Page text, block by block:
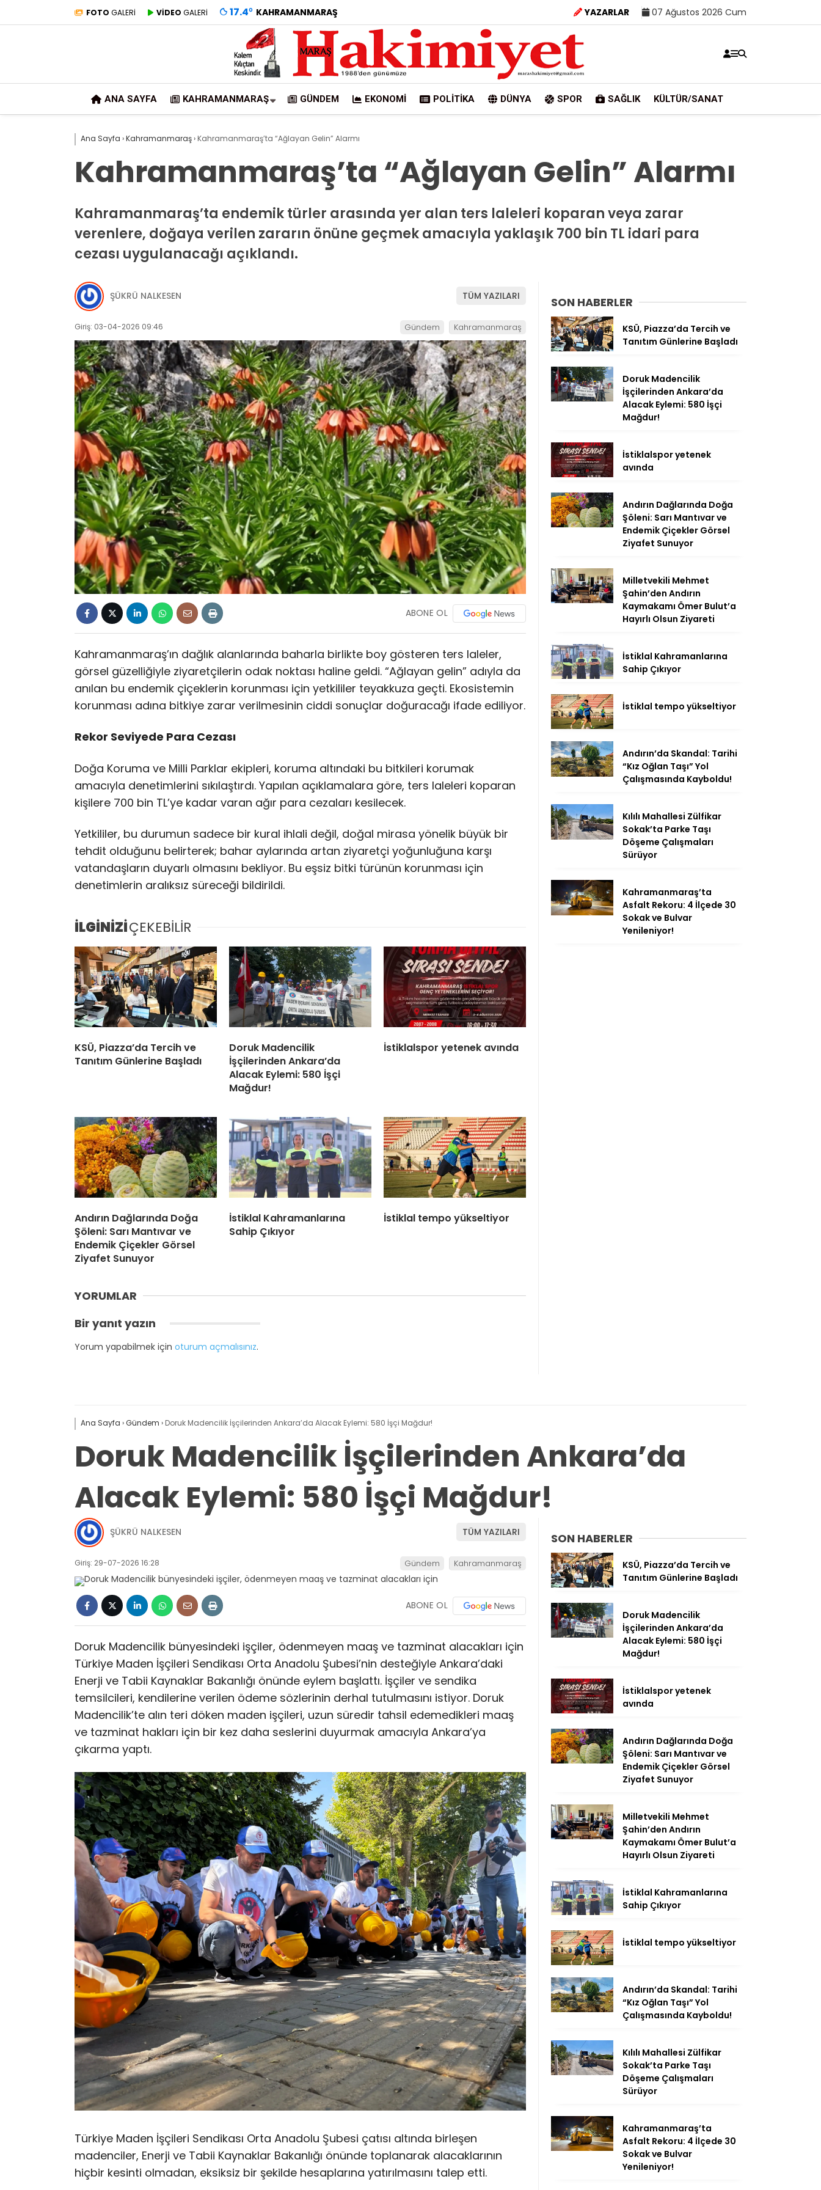
FOTO GALERİ VİDEO GALERİ 17.4° KAHRAMANMARAŞ YAZARLAR 07 Ağustos 2026 Cum
ANA SAYFA KAHRAMANMARAŞ GÜNDEM EKONOMI POLITIKA DÜNYA SPOR SAĞLIK KÜLTÜR/SANAT
Ana Sayfa ›Kahramanmaraş› Kahramanmaraş’ta “Ağlayan Gelin” Alarmı
Kahramanmaraş’ta “Ağlayan Gelin” Alarmı
Kahramanmaraş’ta endemik türler arasında yer alan ters laleleri koparan veya zarar
verenlere, doğaya verilen zararın önüne geçmek amacıyla yaklaşık 700 bin TL idari para
cezası uygulanacağı açıklandı.
ŞÜKRÜ NALKESEN TÜM YAZILARI
Giriş: 03-04-2026 09:46 Gündem Kahramanmaraş
ABONE OL
Kahramanmaraş’ın dağlık alanlarında baharla birlikte boy gösteren ters laleler,
görsel güzelliğiyle ziyaretçilerin odak noktası haline geldi. “Ağlayan gelin” adıyla da
anılan bu endemik çiçeklerin korunması için yetkililer teyakkuza geçti. Ekosistemin
korunması adına bitkiye zarar verilmesinin ciddi sonuçlar doğuracağı ifade ediliyor.
Rekor Seviyede Para Cezası
Doğa Koruma ve Milli Parklar ekipleri, koruma altındaki bu bitkileri korumak
amacıyla denetimlerini sıkılaştırdı. Yapılan açıklamalara göre, ters laleleri koparan
kişilere 700 bin TL’ye kadar varan ağır para cezaları kesilecek.
Yetkililer, bu durumun sadece bir kural ihlali değil, doğal mirasa yönelik büyük bir
tehdit olduğunu belirterek; bahar aylarında artan ziyaretçi yoğunluğuna karşı
vatandaşların duyarlı olmasını bekliyor. Bu eşsiz bitki türünün korunması için
denetimlerin aralıksız süreceği bildirildi.
İLGİNİZİÇEKEBİLİR
KSÜ, Piazza’da Tercih ve
Tanıtım Günlerine Başladı
Doruk Madencilik
İşçilerinden Ankara’da
Alacak Eylemi: 580 İşçi
Mağdur!
İstiklalspor yetenek avında
Andırın Dağlarında Doğa
Şöleni: Sarı Mantıvar ve
Endemik Çiçekler Görsel
Ziyafet Sunuyor
İstiklal Kahramanlarına
Sahip Çıkıyor
İstiklal tempo yükseltiyor
YORUMLAR
Bir yanıt yazın
Yorum yapabilmek için oturum açmalısınız.
SON HABERLER
KSÜ, Piazza’da Tercih ve
Tanıtım Günlerine Başladı
Doruk Madencilik
İşçilerinden Ankara’da
Alacak Eylemi: 580 İşçi
Mağdur!
İstiklalspor yetenek
avında
Andırın Dağlarında Doğa
Şöleni: Sarı Mantıvar ve
Endemik Çiçekler Görsel
Ziyafet Sunuyor
Milletvekili Mehmet
Şahin’den Andırın
Kaymakamı Ömer Bulut’a
Hayırlı Olsun Ziyareti
İstiklal Kahramanlarına
Sahip Çıkıyor
İstiklal tempo yükseltiyor
Andırın’da Skandal: Tarihi
“Kız Oğlan Taşı” Yol
Çalışmasında Kayboldu!
Kılılı Mahallesi Zülfikar
Sokak’ta Parke Taşı
Döşeme Çalışmaları
Sürüyor
Kahramanmaraş’ta
Asfalt Rekoru: 4 İlçede 30
Sokak ve Bulvar
Yenileniyor!
Ana Sayfa ›Gündem › Doruk Madencilik İşçilerinden Ankara’da Alacak Eylemi: 580 İşçi Mağdur!
Doruk Madencilik İşçilerinden Ankara’da
Alacak Eylemi: 580 İşçi Mağdur!
ŞÜKRÜ NALKESEN TÜM YAZILARI
Giriş: 29-07-2026 16:28 Gündem Kahramanmaraş
ABONE OL
Doruk Madencilik bünyesindeki işçiler, ödenmeyen maaş ve tazminat alacakları için
Türkiye Maden İşçileri Sendikası Orta Anadolu Şubesi’nin desteğiyle Ankara’daki
Enerji ve Tabii Kaynaklar Bakanlığı önünde eylem başlattı. İşçiler ve sendika
temsilcileri, kendilerine verilen ödeme sözlerinin derhal tutulmasını istiyor. Doruk
Madencilik’te alın teri döken maden işçileri, uzun süredir tahsil edemedikleri maaş
ve tazminat hakları için bir kez daha seslerini duyurmak amacıyla Ankara’ya
çıkarma yaptı.
Türkiye Maden İşçileri Sendikası Orta Anadolu Şubesi çatısı altında birleşen
madenciler, Enerji ve Tabii Kaynaklar Bakanlığı önünde toplanarak alacaklarının
hiçbir kesinti olmadan, eksiksiz bir şekilde hesaplarına yatırılmasını talep etti.
SON HABERLER
KSÜ, Piazza’da Tercih ve
Tanıtım Günlerine Başladı
Doruk Madencilik
İşçilerinden Ankara’da
Alacak Eylemi: 580 İşçi
Mağdur!
İstiklalspor yetenek
avında
Andırın Dağlarında Doğa
Şöleni: Sarı Mantıvar ve
Endemik Çiçekler Görsel
Ziyafet Sunuyor
Milletvekili Mehmet
Şahin’den Andırın
Kaymakamı Ömer Bulut’a
Hayırlı Olsun Ziyareti
İstiklal Kahramanlarına
Sahip Çıkıyor
İstiklal tempo yükseltiyor
Andırın’da Skandal: Tarihi
“Kız Oğlan Taşı” Yol
Çalışmasında Kayboldu!
Kılılı Mahallesi Zülfikar
Sokak’ta Parke Taşı
Döşeme Çalışmaları
Sürüyor
Kahramanmaraş’ta
Asfalt Rekoru: 4 İlçede 30
Sokak ve Bulvar
Yenileniyor!